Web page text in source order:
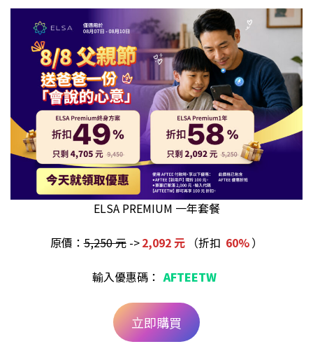
ELSA PREMIUM 一年套餐
原價：5,250 元->2,092 元 （折扣 60%）
輸入優惠碼： AFTEETW
立即購買